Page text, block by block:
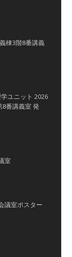
棟3階8番講義
ユニット 2026
番講義室 発
室
議室ポスター